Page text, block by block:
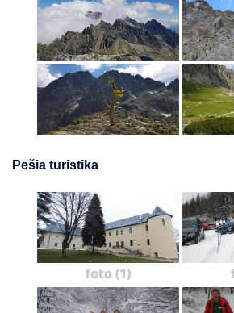
Pešia turistika
foto (1)